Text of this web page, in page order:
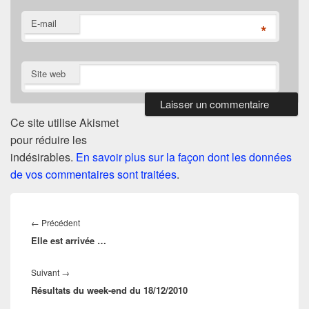
E-mail *
Site web
Ce site utilise Akismet
pour réduire les
indésirables. En savoir plus sur la façon dont les données
de vos commentaires sont traitées.
de
l’article
← PrécédentArticle
précédent :
Elle est arrivée …
Suivant →
suivant :
Résultats du week-end du 18/12/2010